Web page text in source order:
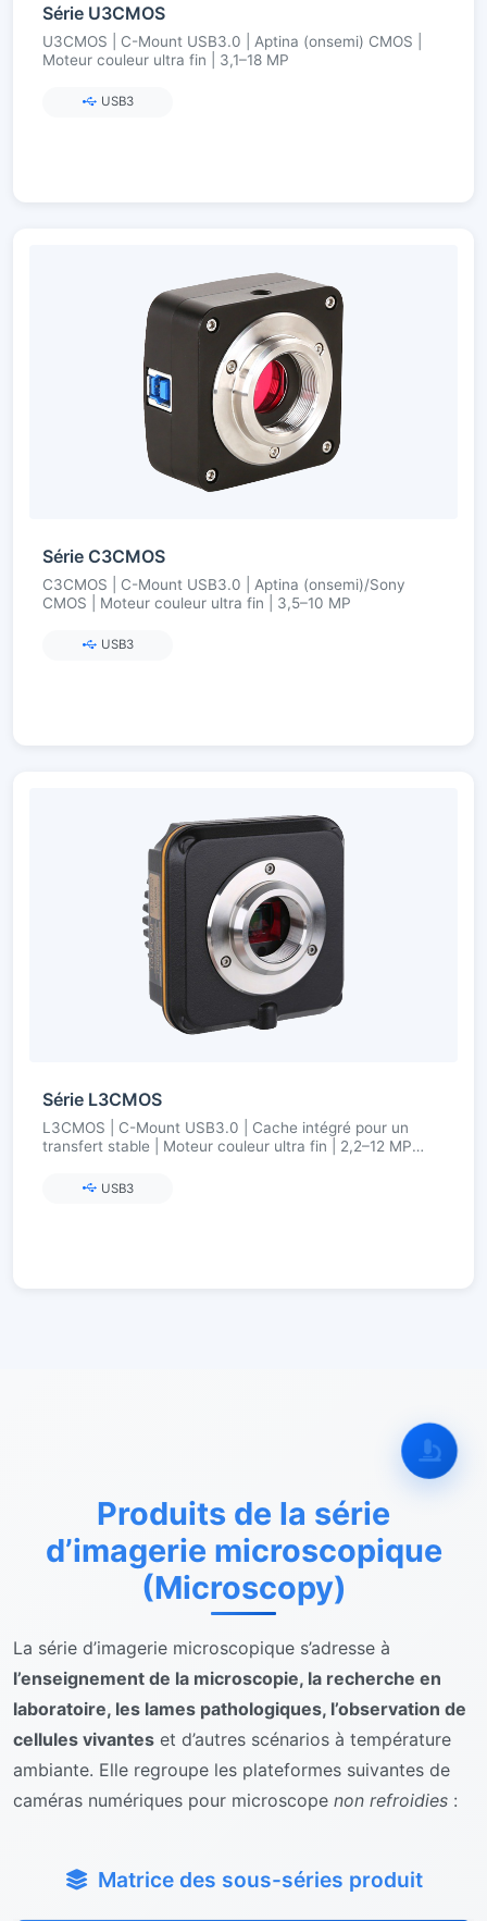
Série U3CMOS
U3CMOS | C-Mount USB3.0 | Aptina (onsemi) CMOS |
Moteur couleur ultra fin | 3,1–18 MP
USB3
Série C3CMOS
C3CMOS | C-Mount USB3.0 | Aptina (onsemi)/Sony
CMOS | Moteur couleur ultra fin | 3,5–10 MP
USB3
Série L3CMOS
L3CMOS | C-Mount USB3.0 | Cache intégré pour un
transfert stable | Moteur couleur ultra fin | 2,2–12 MP
USB3
Produits de la série
d’imagerie microscopique
(Microscopy)
La série d’imagerie microscopique s’adresse à
l’enseignement de la microscopie, la recherche en
laboratoire, les lames pathologiques, l’observation de
cellules vivantes et d’autres scénarios à température
ambiante. Elle regroupe les plateformes suivantes de
caméras numériques pour microscope non refroidies :
Matrice des sous-séries produit